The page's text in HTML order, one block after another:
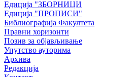
Едиција "ЗБОРНИЦИ
Едиција "ПРОПИСИ"
Библиографија Факултета
Правни хоризонти
Позив за објављивање
Упутство ауторима
Архива
Редакција